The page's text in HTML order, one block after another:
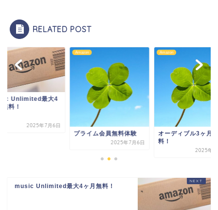
RELATED POST
Unlimited最大4
料！
2025年7月6日
Amazon
プライム会員無料体験
2025年7月6日
Amazon
オーディブル3ヶ月
料！
2025年7
music Unlimited最大4ヶ月無料！